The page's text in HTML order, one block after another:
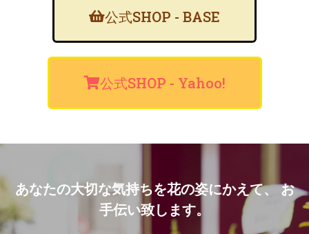
公式SHOP - BASE
公式SHOP - Yahoo!
あなたの大切な気持ちを花の姿にかえて、 お
手伝い致します。